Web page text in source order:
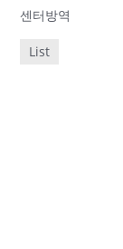
센터방역
List